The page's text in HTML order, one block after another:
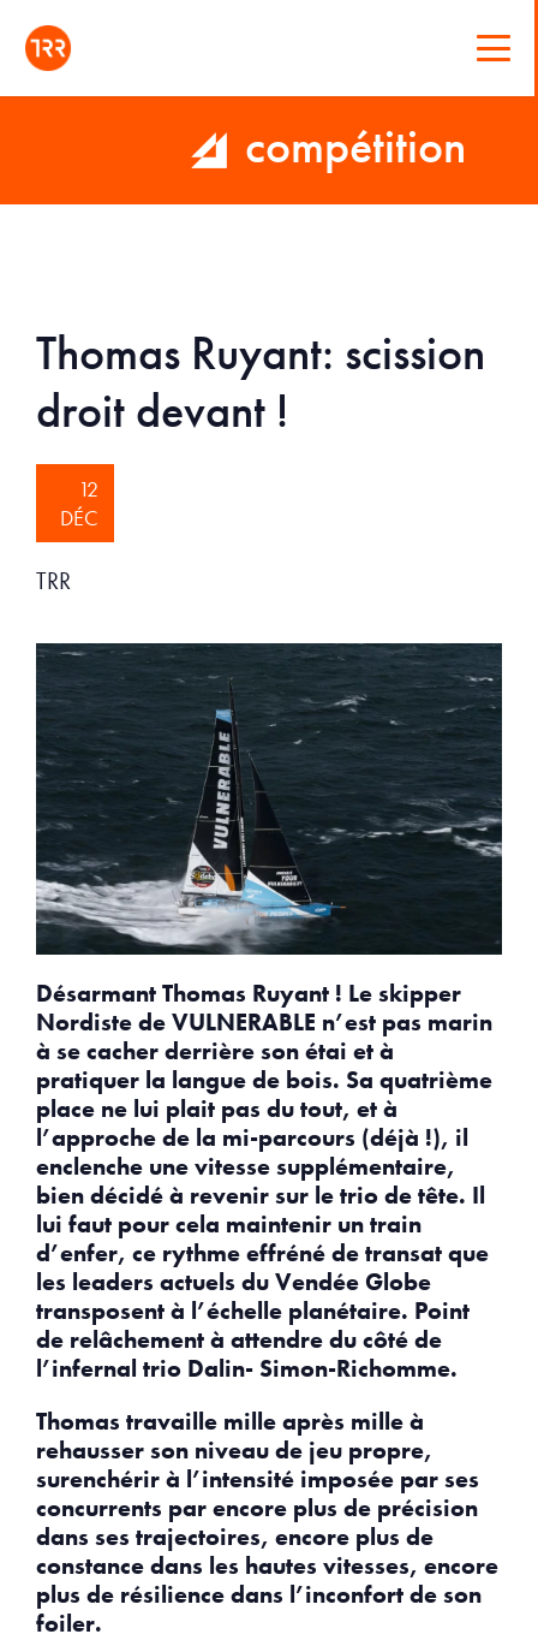
compétition
Thomas Ruyant: scission
droit devant !
12
DÉC
TRR
Désarmant Thomas Ruyant ! Le skipper
Nordiste de VULNERABLE n’est pas marin
à se cacher derrière son étai et à
pratiquer la langue de bois. Sa quatrième
place ne lui plait pas du tout, et à
l’approche de la mi-parcours (déjà !), il
enclenche une vitesse supplémentaire,
bien décidé à revenir sur le trio de tête. Il
lui faut pour cela maintenir un train
d’enfer, ce rythme effréné de transat que
les leaders actuels du Vendée Globe
transposent à l’échelle planétaire. Point
de relâchement à attendre du côté de
l’infernal trio Dalin- Simon-Richomme.
Thomas travaille mille après mille à
rehausser son niveau de jeu propre,
surenchérir à l’intensité imposée par ses
concurrents par encore plus de précision
dans ses trajectoires, encore plus de
constance dans les hautes vitesses, encore
plus de résilience dans l’inconfort de son
foiler.